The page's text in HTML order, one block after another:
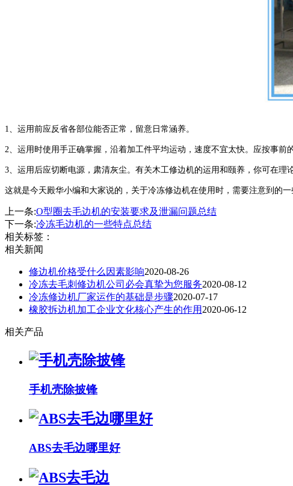
1、运用前应反省各部位能否正常，留意日常涵养。
2、运用时使用手正确掌握，沿着加工件平均运动，速度不宜太快。应按事前
3、运用后应切断电源，肃清灰尘。有关木工修边机的运用和颐养，你可在理
这就是今天殿华小编和大家说的，关于冷冻修边机在使用时，需要注意到的
上一条:O型圈去毛边机的安装要求及泄漏问题总结
下一条:冷冻毛边机的一些特点总结
相关标签：
相关新闻
修边机价格受什么因素影响2020-08-26
冷冻去毛刺修边机公司必会真挚为您服务2020-08-12
冷冻修边机厂家运作的基础是步骤2020-07-17
橡胶拆边机加工企业文化核心产生的作用 2020-06-12
相关产品
手机壳除披锋
ABS去毛边哪里好